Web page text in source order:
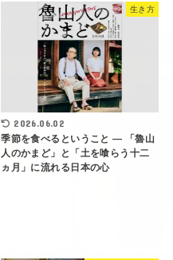
生き方
2026.06.02
季節を食べるということ ― 「魯山
人のかまど」と「土を喰らう十二
ヵ月」に流れる日本の心